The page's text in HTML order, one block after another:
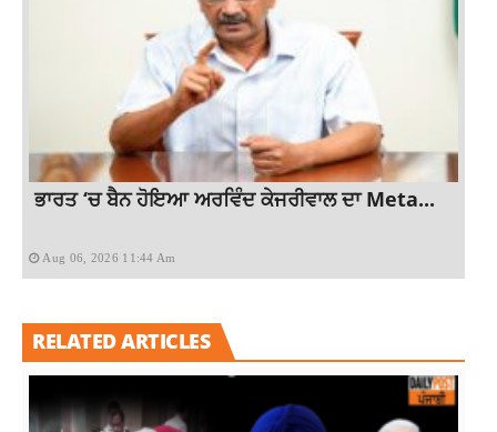
ਭਾਰਤ ‘ਚ ਬੈਨ ਹੋਇਆ ਅਰਵਿੰਦ ਕੇਜਰੀਵਾਲ ਦਾ Meta...
Aug 06, 2026 11:44 Am
RELATED ARTICLES